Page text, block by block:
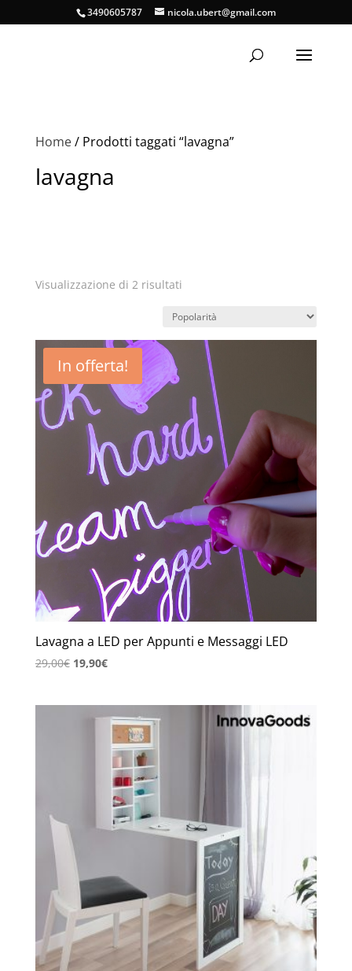
3490605787 nicola.ubert@gmail.com
Home/ Prodotti taggati “lavagna”
lavagna
Visualizzazione di 2 risultatiPopolarità
In offerta!
Lavagna a LED per Appunti e Messaggi LED
29,00€ Il
19,90€Il
è:
19,90€.